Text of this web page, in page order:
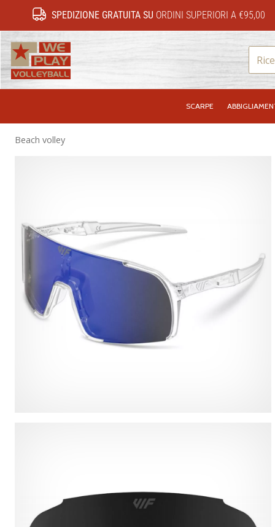
SPEDIZIONE GRATUITA SU ORDINI SUPERIORI A €95,00
SCARPE
Beach volley